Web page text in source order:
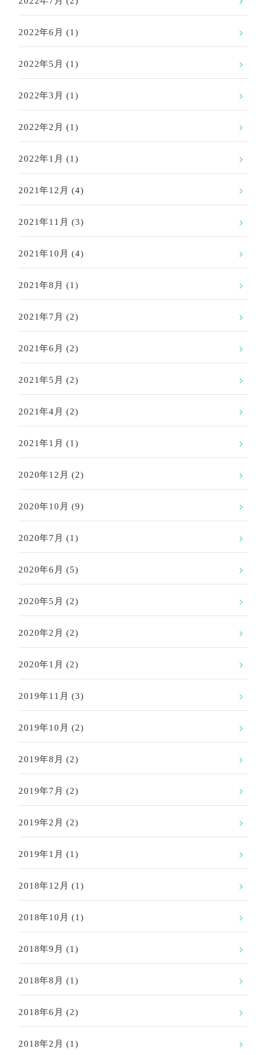
2022年6月 (1)
2022年5月 (1)
2022年3月 (1)
2022年2月 (1)
2022年1月 (1)
2021年12月 (4)
2021年11月 (3)
2021年10月 (4)
2021年8月 (1)
2021年7月 (2)
2021年6月 (2)
2021年5月 (2)
2021年4月 (2)
2021年1月 (1)
2020年12月 (2)
2020年10月 (9)
2020年7月 (1)
2020年6月 (5)
2020年5月 (2)
2020年2月 (2)
2020年1月 (2)
2019年11月 (3)
2019年10月 (2)
2019年8月 (2)
2019年7月 (2)
2019年2月 (2)
2019年1月 (1)
2018年12月 (1)
2018年10月 (1)
2018年9月 (1)
2018年8月 (1)
2018年6月 (2)
2018年2月 (1)